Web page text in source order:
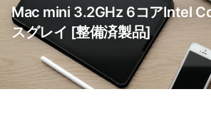
Mac mini 3.2GHz 6コアIntel
スグレイ [整備済製品]